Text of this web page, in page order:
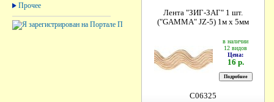
Прочее
Лента "ЗИГ-ЗАГ" 1 шт.
("GAMMA" JZ-5) 1м х 5мм
в наличии
12 видов
Цена:
16 р.
C06325